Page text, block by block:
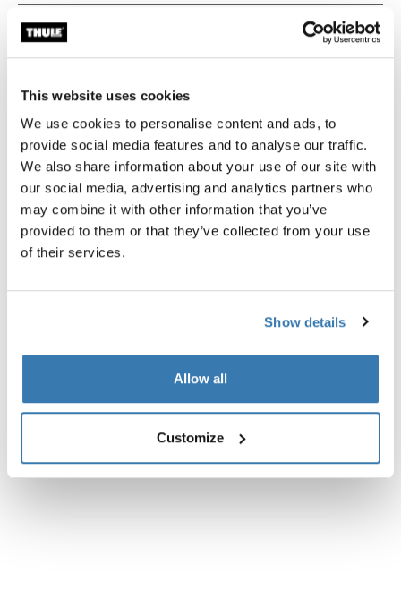
This website uses cookies
We use cookies to personalise content and ads, to
provide social media features and to analyse our traffic.
We also share information about your use of our site with
our social media, advertising and analytics partners who
may combine it with other information that you’ve
provided to them or that they’ve collected from your use
of their services.
Show details
Allow all
Customize
Toggle guides and instructions
Anleitung
Toggle overview